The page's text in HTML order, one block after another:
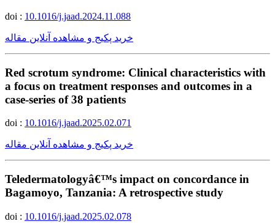
doi : 10.1016/j.jaad.2024.11.088
خرید پکیج و مشاهده آنلاین مقاله
Red scrotum syndrome: Clinical characteristics with
a focus on treatment responses and outcomes in a
case-series of 38 patients
doi : 10.1016/j.jaad.2025.02.071
خرید پکیج و مشاهده آنلاین مقاله
Teledermatologyâ€™s impact on concordance in
Bagamoyo, Tanzania: A retrospective study
doi : 10.1016/j.jaad.2025.02.078